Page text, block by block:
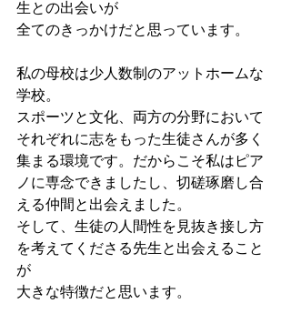
生との出会いが
全てのきっかけだと思っています。
私の母校は少人数制のアットホームな
学校。
スポーツと文化、両方の分野において
それぞれに志をもった生徒さんが多く
集まる環境です。だからこそ私はピア
ノに専念できましたし、切磋琢磨し合
える仲間と出会えました。
そして、生徒の人間性を見抜き接し方
を考えてくださる先生と出会えること
が
大きな特徴だと思います。